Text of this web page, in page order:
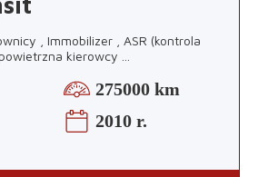
, Immobilizer , ASR (kontrola
kierowcy
275000 km
2010 r.